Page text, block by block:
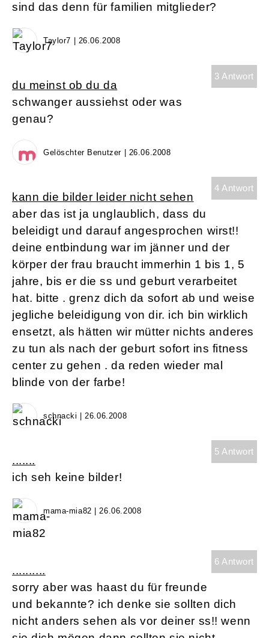
sind das denn für familien mitglieder?
Taylor7 | 26.06.2008
3 Antwort
du meinst ob du da
schwanger aussiehst oder was
genau?
Gelöschter Benutzer | 26.06.2008
4 Antwort
kann die bilder leider nicht sehen
aber das ist ja unglaublich, dass du
beleidigt und darauf angesprochen wirst!!
deine entbindung war im jänner und der
körper der frau braucht immerhin 1 bis 1, 5
jahre, bis er die ss und geburt verarbeitet
hat. bitte . grenz dich da sofort ab und weise
jegliche beleidigung von dir. ich bin wirklich
ensetzt, als hätten wir mütter nichts anderes
zu tun als nach der geburt sofort ins fitness
center zu gehen . da reden wieder mal
blinde von der farbe!
schnacki | 26.06.2008
5 Antwort
.......
ich seh keine bilder!
mama-mia82 | 26.06.2008
6 Antwort
..........
sorry aber was haast du für freunde
und bekannte? ich denke sie sollten dich
nicht anders sehen als vor deiner ss!! wenn